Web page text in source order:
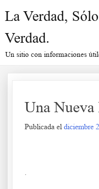
La Verdad,
Verdad.
Un sitio con informaciones
Una Nueva
Publicada el diciembre